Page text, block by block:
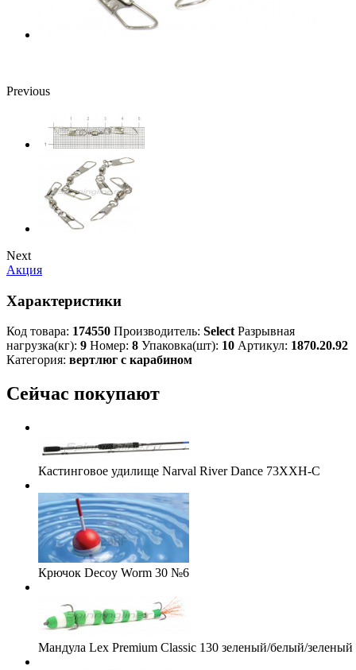
Previous
Next
Акция
Характеристики
Код товара: 174550 Производитель: Select Разрывная
нагрузка(кг): 9 Номер: 8 Упаковка(шт): 10 Артикул: 1870.20.92
Категория: вертлюг с карабином
Сейчас покупают
Кастинговое удилище Narval River Dance 73XXH-C
Крючок Decoy Worm 30 №6
Мандула Lex Premium Classic 130 зеленый/белый/зеленый